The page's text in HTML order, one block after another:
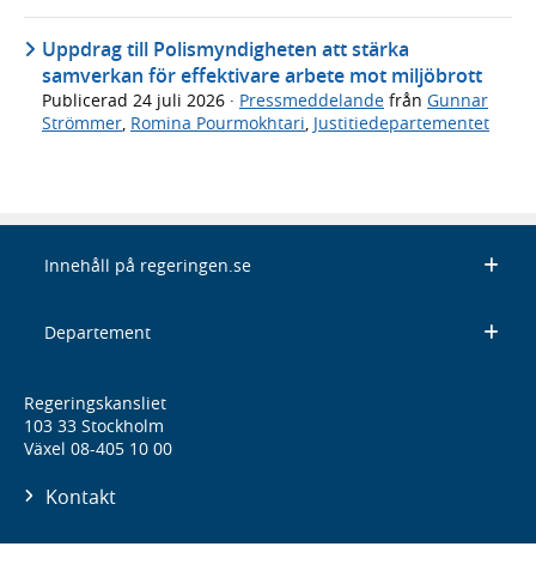
Uppdrag till Polismyndigheten att stärka
samverkan för effektivare arbete mot miljöbrott
Publicerad 24 juli 2026 · Pressmeddelande från Gunnar
Strömmer, Romina Pourmokhtari, Justitiedepartementet
Innehåll på regeringen.se
Departement
Regeringskansliet
103 33 Stockholm
Växel 08-405 10 00
Kontakt